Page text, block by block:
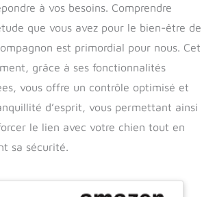
à vos besoins. Comprendre
que vous avez pour le bien-être de
est primordial pour nous. Cet
grâce à ses fonctionnalités
vous offre un contrôle optimisé et
d’esprit, vous permettant ainsi
le lien avec votre chien tout en
sa sécurité.